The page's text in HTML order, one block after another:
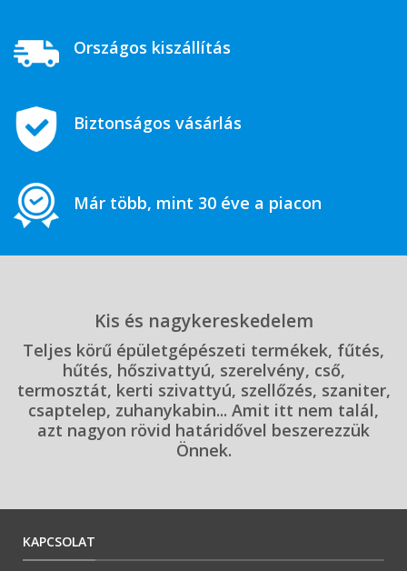
Országos kiszállítás
Biztonságos vásárlás
Már több, mint 30 éve a piacon
Kis és nagykereskedelem
Teljes körű épületgépészeti termékek, fűtés,
hűtés, hőszivattyú, szerelvény, cső,
termosztát, kerti szivattyú, szellőzés, szaniter,
csaptelep, zuhanykabin... Amit itt nem talál,
azt nagyon rövid határidővel beszerezzük
Önnek.
KAPCSOLAT